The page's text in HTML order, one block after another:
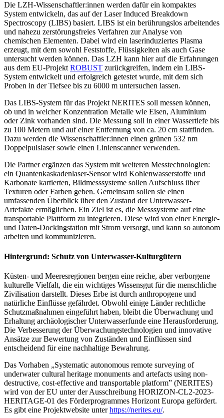
Die LZH-Wissenschaftler:innen werden dafür ein kompaktes
System entwickeln, das auf der Laser Induced Breakdown
Spectroscopy (LIBS) basiert. LIBS ist ein berührungslos arbeitendes
und nahezu zerstörungsfreies Verfahren zur Analyse von
chemischen Elementen. Dabei wird ein laserinduziertes Plasma
erzeugt, mit dem sowohl Feststoffe, Flüssigkeiten als auch Gase
untersucht werden können. Das LZH kann hier auf die Erfahrungen
aus dem EU-ProjektROBUST zurückgreifen, indem ein LIBS-
System entwickelt und erfolgreich getestet wurde, mit dem sich
Proben in der Tiefsee bis zu 6000 m untersuchen lassen.
Das LIBS-System für das Projekt NERITES soll messen können,
ob und in welcher Konzentration Metalle wie Eisen, Aluminium
oder Zink vorhanden sind. Die Messung soll in einer Wassertiefe bis
zu 100 Metern und auf einer Entfernung von ca. 20 cm stattfinden.
Dazu werden die Wissenschaftler:innen einen grünen 532 nm
Doppelpulslaser sowie einen Linienscanner verwenden.
Die Partner ergänzen das System mit weiteren Messtechnologien:
ein Quantenkaskadenlaser-Sensor wird Kohlenwasserstoffe und
Karbonate kartierten, Bildmesssysteme sollen Aufschluss über
Texturen oder Farben geben. Gemeinsam sollen sie einen
umfassenden Überblick über den Zustand der Unterwasser-
Artefakte ermöglichen. Ein Ziel ist es, die Messsysteme auf eine
transportable Plattform zu integrieren. Diese wird von einer Energie-
und Daten-Dockingstation mit Strom versorgt, und kann so autonom
arbeiten und kommunizieren.
Hintergrund: Schutz von Unterwasser-Kulturgütern
Küsten- und Meeresregionen bergen eine reiche, aber verborgene
kulturelle Vielfalt, die ein wichtiges Wissensgut für die menschliche
Zivilisation darstellt. Dieses Erbe ist durch anthropogene und
natürliche Einflüsse gefährdet. Obwohl einige Länder rechtliche
Schutzmaßnahmen eingeführt haben, bleibt die Überwachung und
Erhaltung archäologischer Unterwasserfunde eine Herausforderung.
Die Verbesserung der Überwachungstechnologien und innovative
Ansätze zur Bewertung von Zuständen und Einflüssen sind
entscheidend für eine nachhaltige Bewahrung.
Das Vorhaben „Systematic autonomous remote surveying of
underwater cultural heritage monuments and artefacts using non-
destructive, cost-effective and transportable platform” (NERITES)
wird von der EU unter der Ausschreibung HORIZON-CL2-2023-
HERITAGE-01 des Förderprogrammes Horizont Europa gefördert.
Es gibt eine Projektwebsite unterhttps://nerites.eu/.